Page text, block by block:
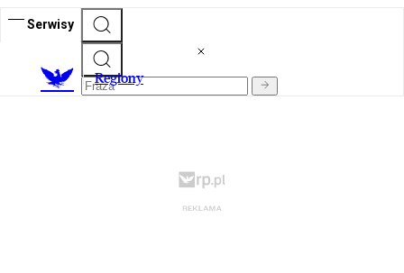
Serwisy
Regiony